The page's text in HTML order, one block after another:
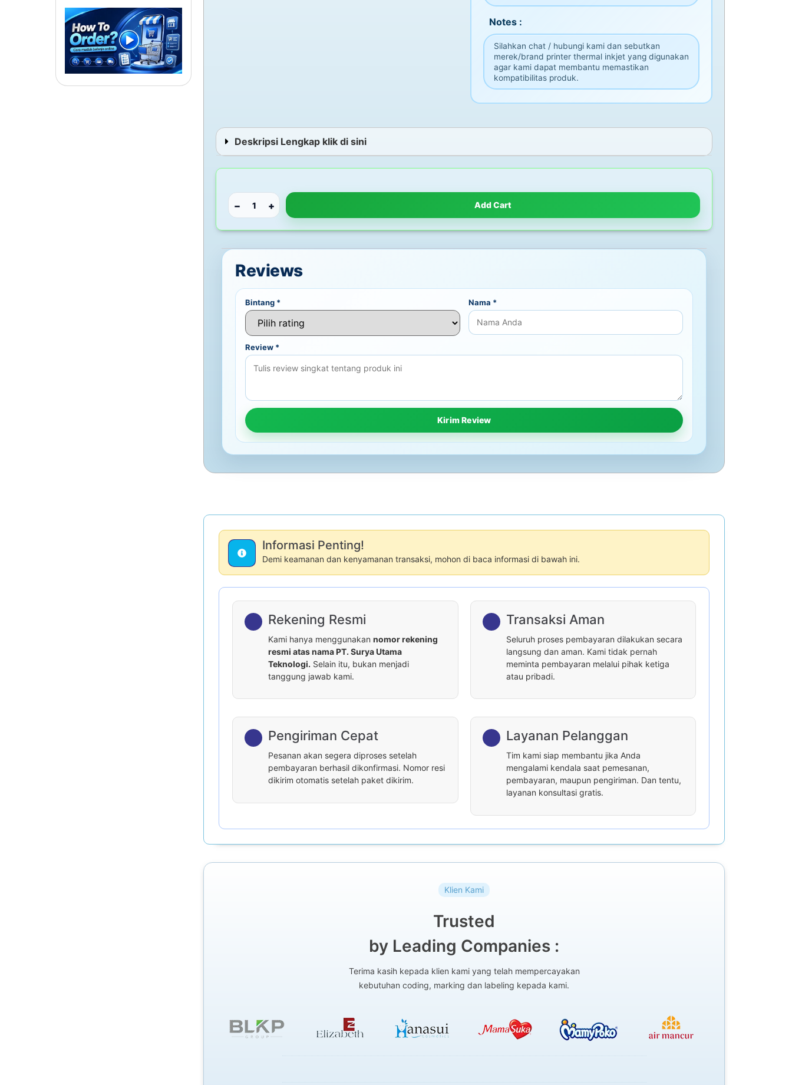
Notes :
Silahkan chat / hubungi kami dan sebutkan
merek/brand printer thermal inkjet yang digunakan
agar kami dapat membantu memastikan
kompatibilitas produk.
Deskripsi Lengkap klik di sini
− + Add Cart
Reviews
Bintang *
Review *
Nama *
Informasi Penting!
Demi keamanan dan kenyamanan transaksi, mohon di baca informasi di bawah ini.
Rekening Resmi
Kami hanya menggunakannomor rekening
resmi atas nama PT. Surya Utama
Teknologi. Selain itu, bukan menjadi
tanggung jawab kami.
Transaksi Aman
Seluruh proses pembayaran dilakukan secara
langsung dan aman. Kami tidak pernah
meminta pembayaran melalui pihak ketiga
atau pribadi.
Pengiriman Cepat
Pesanan akan segera diproses setelah
pembayaran berhasil dikonfirmasi. Nomor resi
dikirim otomatis setelah paket dikirim.
Layanan Pelanggan
Tim kami siap membantu jika Anda
mengalami kendala saat pemesanan,
pembayaran, maupun pengiriman. Dan tentu,
layanan konsultasi gratis.
Klien Kami
Trusted
by Leading Companies :
Terima kasih kepada klien kami yang telah mempercayakan
kebutuhan coding, marking dan labeling kepada kami.